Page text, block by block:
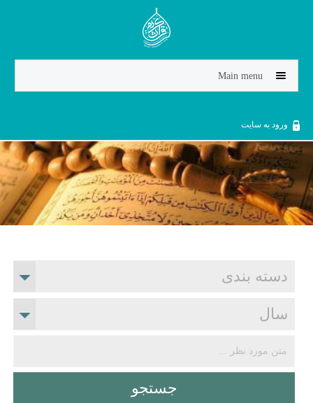
Jump to navigation
Main menu
ورود به سایت